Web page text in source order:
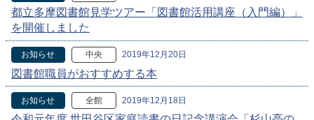
都立多摩図書館見学ツアー「図書館活用講座（入門編）」
を開催しました
お知らせ 中央 2019年12月20日
図書館職員がおすすめする本
お知らせ 全館 2019年12月18日